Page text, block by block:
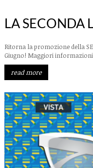
LA SECONDA
Ritorna la promozione della
Giugno! Maggiori
read more